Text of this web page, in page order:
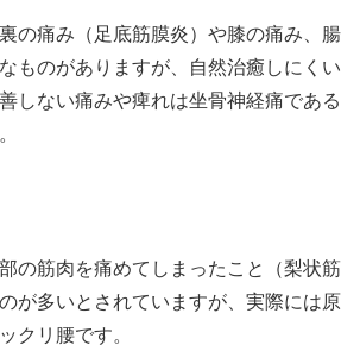
の痛み（足底筋膜炎）や膝の痛み、腸
ものがありますが、自然治癒しにくい
しない痛みや痺れは坐骨神経痛である
の筋肉を痛めてしまったこと（梨状筋
が多いとされていますが、実際には原
クリ腰です。